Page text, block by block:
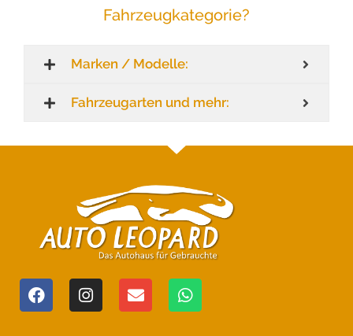
Fahrzeugkategorie?
Marken / Modelle:
Fahrzeugarten und mehr: